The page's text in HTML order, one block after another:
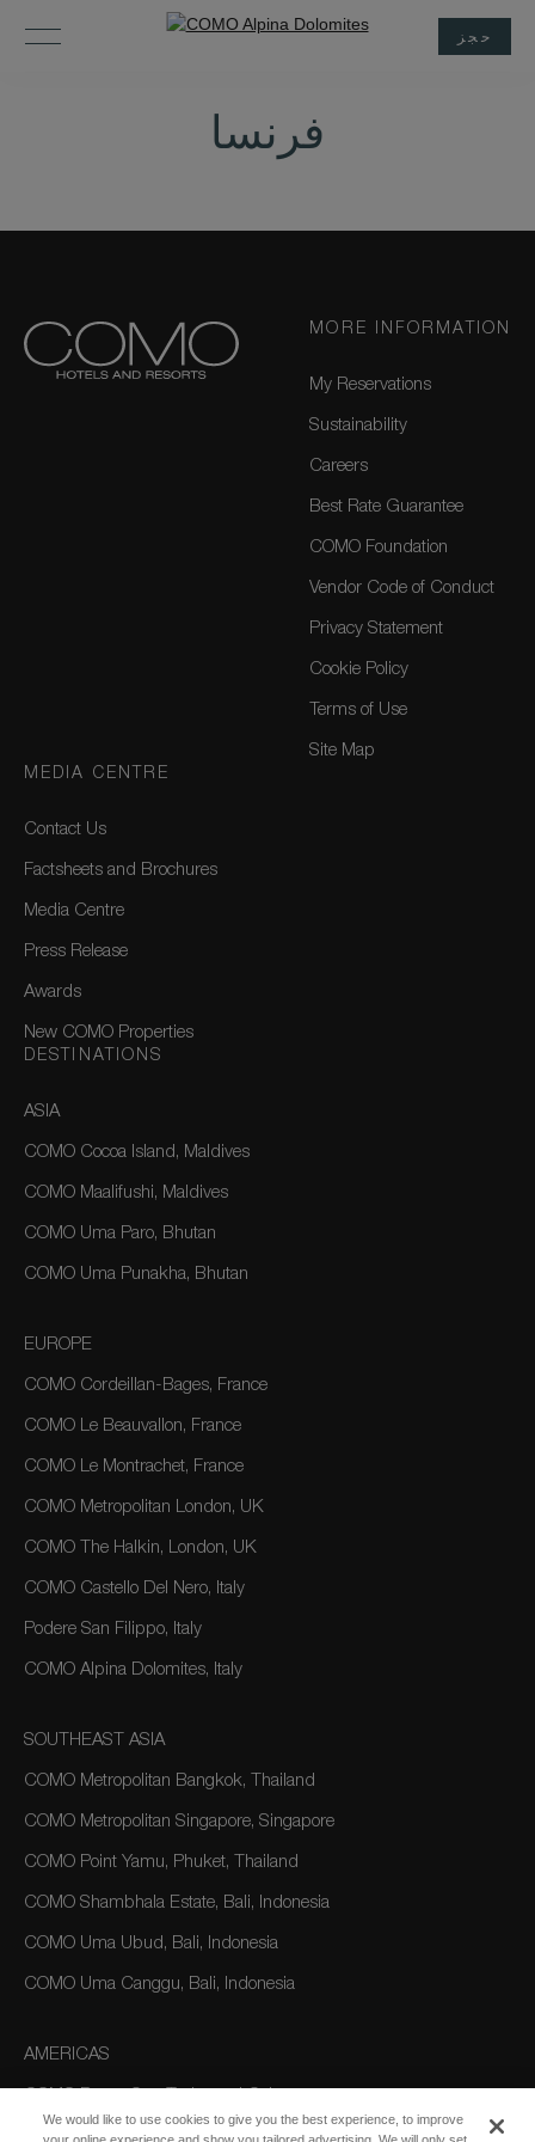
حجز
فرنسا
MORE INFORMATION
My Reservations
Sustainability
Careers
Best Rate Guarantee
COMO Foundation
Vendor Code of Conduct
Privacy Statement
Cookie Policy
Terms of Use
Site Map
MEDIA CENTRE
Contact Us
Factsheets and Brochures
Media Centre
Press Release
Awards
New COMO Properties
DESTINATIONS
ASIA
COMO Cocoa Island, Maldives
COMO Maalifushi, Maldives
COMO Uma Paro, Bhutan
COMO Uma Punakha, Bhutan
EUROPE
COMO Cordeillan-Bages, France
COMO Le Beauvallon, France
COMO Le Montrachet, France
COMO Metropolitan London, UK
COMO The Halkin, London, UK
COMO Castello Del Nero, Italy
Podere San Filippo, Italy
COMO Alpina Dolomites, Italy
SOUTHEAST ASIA
COMO Metropolitan Bangkok, Thailand
COMO Metropolitan Singapore, Singapore
COMO Point Yamu, Phuket, Thailand
COMO Shambhala Estate, Bali, Indonesia
COMO Uma Ubud, Bali, Indonesia
COMO Uma Canggu, Bali, Indonesia
AMERICAS
We would like to use cookies to give you the best experience, to improve